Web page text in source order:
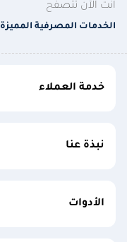
أنت الآن تتصفح
الخدمات المصرفية المميزة
خدمة العملاء
نبذة عنا
الأدوات